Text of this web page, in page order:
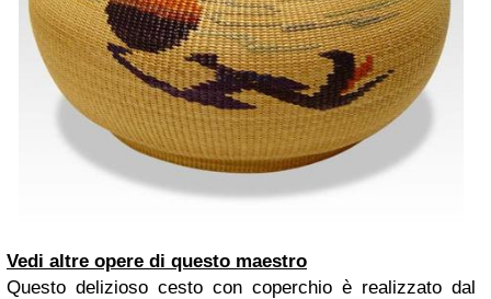
Vedi altre opere di questo maestro
Questo delizioso cesto con coperchio è realizzato dal